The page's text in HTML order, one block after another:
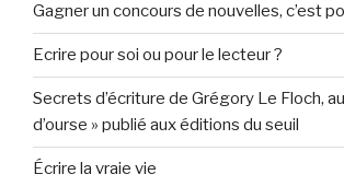
Gagner un concours de nouvelles, c’est
Ecrire pour soi ou pour le lecteur ?
Secrets d’écriture de Grégory Le Floch,
d’ourse » publié aux éditions du seuil
Écrire la vraie vie